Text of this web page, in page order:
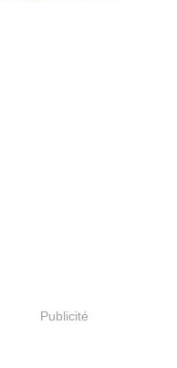
Publicité